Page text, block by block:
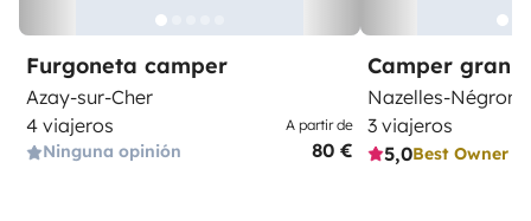
Furgoneta camper
Azay-sur-Cher
4 viajeros
Ninguna opinión
A partir de
80 €
Camper gran
Nazelles-Négron
3 viajeros
5,0Best Owner